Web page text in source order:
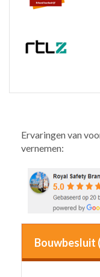
Ervaringen van
vernemen:
Bouwbesluit